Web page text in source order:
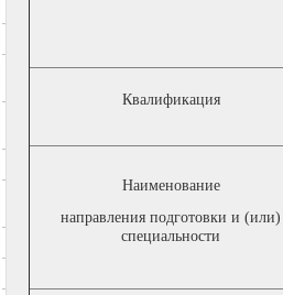
Квалификация
Наименование
направления подготовки и (или)
специальности